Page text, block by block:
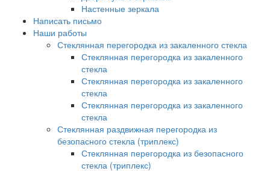
Настенные зеркала
Написать письмо
Наши работы
Стеклянная перегородка из закаленного стекла
Стеклянная перегородка из закаленного
стекла
Стеклянная перегородка из закаленного
стекла
Стеклянная перегородка из закаленного
стекла
Стеклянная раздвижная перегородка из
безопасного стекла (триплекс)
Стеклянная перегородка из безопасного
стекла (триплекс)